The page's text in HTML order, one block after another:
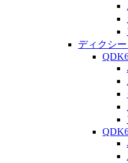
ディクシー